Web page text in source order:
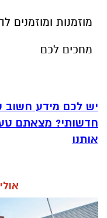
מוזמנות ומוזמנים
מחכים לכם
יש לכם מידע חשוב
חדשותי? מצאתם
אותנו